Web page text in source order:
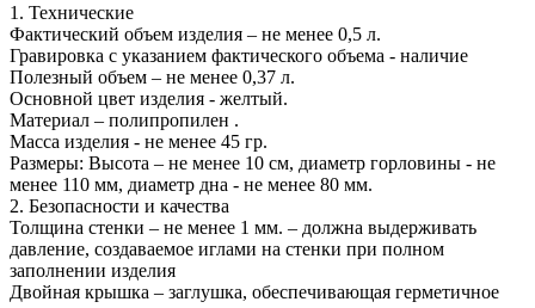
1. Технические
Фактический объем изделия – не менее 0,5 л.
Гравировка с указанием фактического объема - наличие
Полезный объем – не менее 0,37 л.
Основной цвет изделия - желтый.
Материал – полипропилен .
Масса изделия - не менее 45 гр.
Размеры: Высота – не менее 10 см, диаметр горловины - не
менее 110 мм, диаметр дна - не менее 80 мм.
2. Безопасности и качества
Толщина стенки – не менее 1 мм. – должна выдерживать
давление, создаваемое иглами на стенки при полном
заполнении изделия
Двойная крышка – заглушка, обеспечивающая герметичное